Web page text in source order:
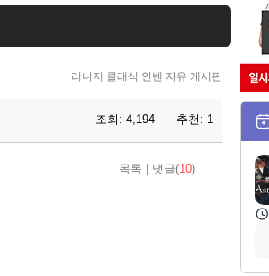
리니지 클래식 인벤 자유 게시판
조회: 4,194 추천: 1
목록 댓글(10)